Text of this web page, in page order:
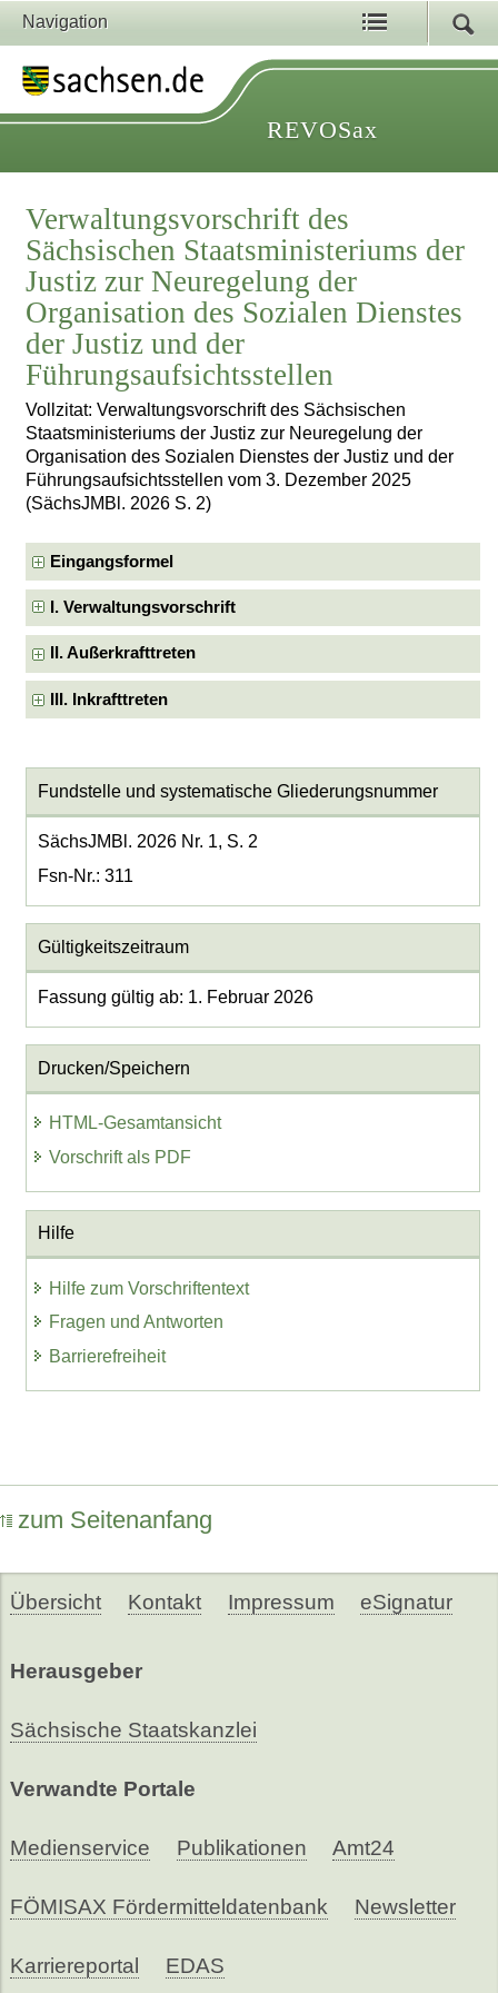
Navigation
REVOSax
Verwaltungsvorschrift des
Sächsischen Staatsministeriums der
Justiz zur Neuregelung der
Organisation des Sozialen Dienstes
der Justiz und der
Führungsaufsichtsstellen
Vollzitat: Verwaltungsvorschrift des Sächsischen
Staatsministeriums der Justiz zur Neuregelung der
Organisation des Sozialen Dienstes der Justiz und der
Führungsaufsichtsstellen vom 3. Dezember 2025
(SächsJMBl. 2026 S. 2)
Eingangsformel
I. Verwaltungsvorschrift
II. Außerkrafttreten
III. Inkrafttreten
Fundstelle und systematische Gliederungsnummer
SächsJMBl. 2026 Nr. 1, S. 2
Fsn-Nr.: 311
Gültigkeitszeitraum
Fassung gültig ab: 1. Februar 2026
Drucken/Speichern
HTML-Gesamtansicht
Vorschrift als PDF
Hilfe
Hilfe zum Vorschriftentext
Fragen und Antworten
Barrierefreiheit
zum Seitenanfang
Übersicht Kontakt Impressum eSignatur
Herausgeber
Sächsische Staatskanzlei
Verwandte Portale
Medienservice Publikationen Amt24
FÖMISAX Fördermitteldatenbank Newsletter
Karriereportal EDAS